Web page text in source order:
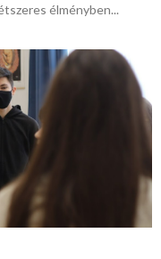
élményben...